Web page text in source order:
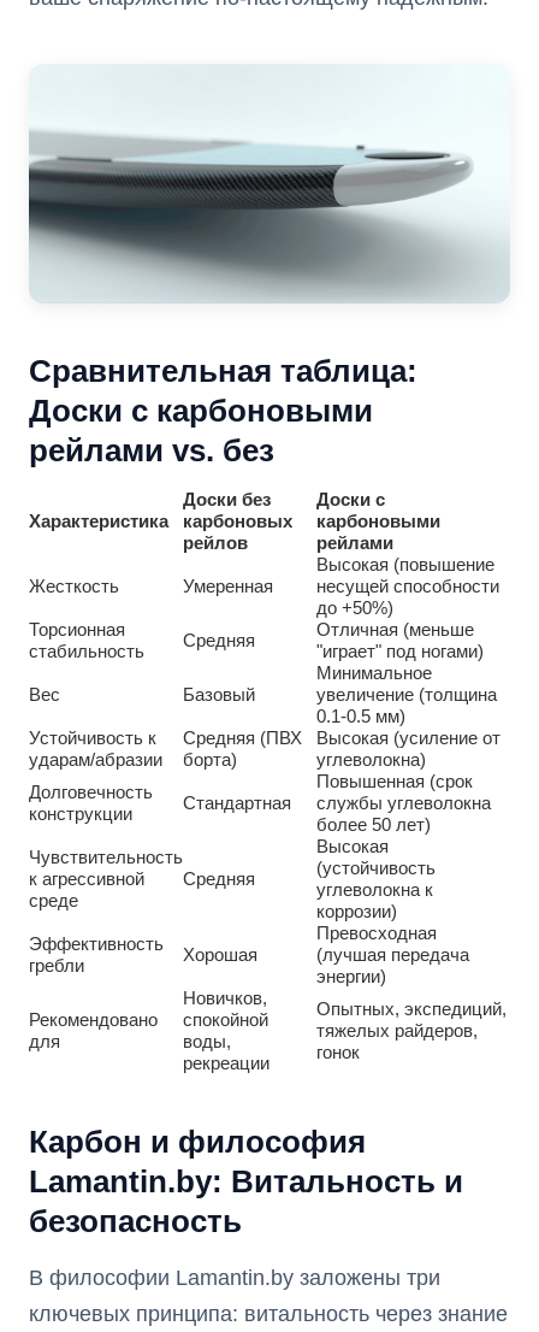
Сравнительная таблица:
Доски с карбоновыми
рейлами vs. без
Характеристика
Доски без
карбоновых
рейлов
Доски с
карбоновыми
рейлами
Жесткость Умеренная
Высокая (повышение
несущей способности
до +50%)
Торсионная
стабильность
Средняя
Отличная (меньше
"играет" под ногами)
Вес Базовый
Минимальное
увеличение (толщина
0.1-0.5 мм)
Устойчивость к
ударам/абразии
Средняя (ПВХ
борта)
Высокая (усиление от
углеволокна)
Долговечность
конструкции
Стандартная
Повышенная (срок
службы углеволокна
более 50 лет)
Чувствительность
к агрессивной
среде
Средняя
Высокая
(устойчивость
углеволокна к
коррозии)
Эффективность
гребли
Хорошая
Превосходная
(лучшая передача
энергии)
Рекомендовано
для
Новичков,
спокойной
воды,
рекреации
Опытных, экспедиций,
тяжелых райдеров,
гонок
Карбон и философия
Lamantin.by: Витальность и
безопасность
В философии Lamantin.by заложены три
ключевых принципа: витальность через знание